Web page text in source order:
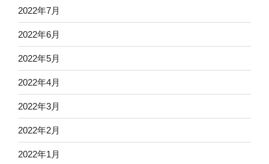
2022年7月
2022年6月
2022年5月
2022年4月
2022年3月
2022年2月
2022年1月